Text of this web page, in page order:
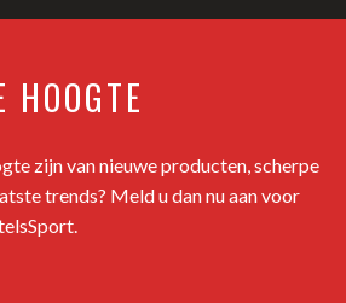
zijn van nieuwe producten, scherpe
trends? Meld u dan nu aan voor